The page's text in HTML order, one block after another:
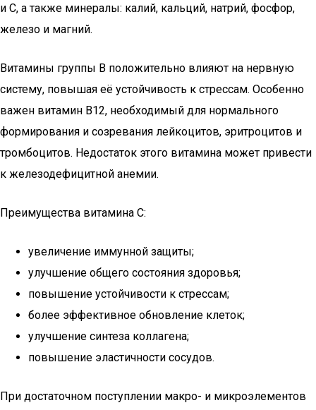
и C, а также минералы: калий, кальций, натрий, фосфор,
железо и магний.
Витамины группы B положительно влияют на нервную
систему, повышая её устойчивость к стрессам. Особенно
важен витамин B12, необходимый для нормального
формирования и созревания лейкоцитов, эритроцитов и
тромбоцитов. Недостаток этого витамина может привести
к железодефицитной анемии.
Преимущества витамина C:
увеличение иммунной защиты;
улучшение общего состояния здоровья;
повышение устойчивости к стрессам;
более эффективное обновление клеток;
улучшение синтеза коллагена;
повышение эластичности сосудов.
При достаточном поступлении макро- и микроэлементов